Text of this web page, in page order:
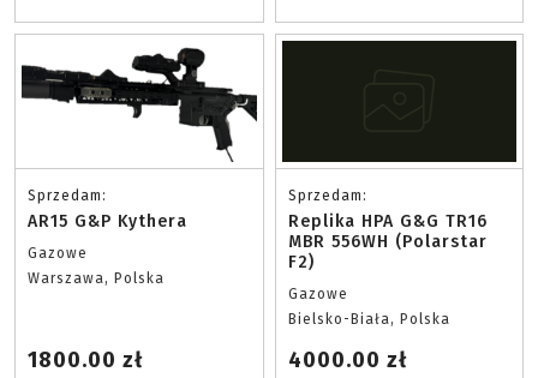
Sprzedam:
AR15 G&P Kythera
Gazowe
Warszawa, Polska
1800.00 zł
Sprzedam:
Replika HPA G&G TR16
MBR 556WH (Polarstar
F2)
Gazowe
Bielsko-Biała, Polska
4000.00 zł